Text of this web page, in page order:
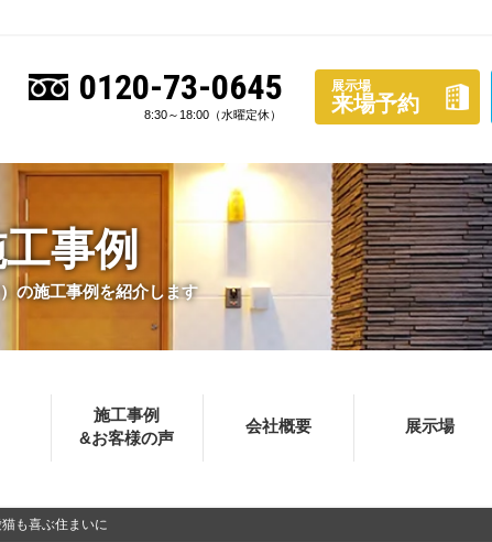
0120-73-0645
8:30～18:00（水曜定休）
展示場
来場予約
事例
の施工事例を紹介します
施工事例
&お客様の声
会社概要 展示場
も喜ぶ住まいに